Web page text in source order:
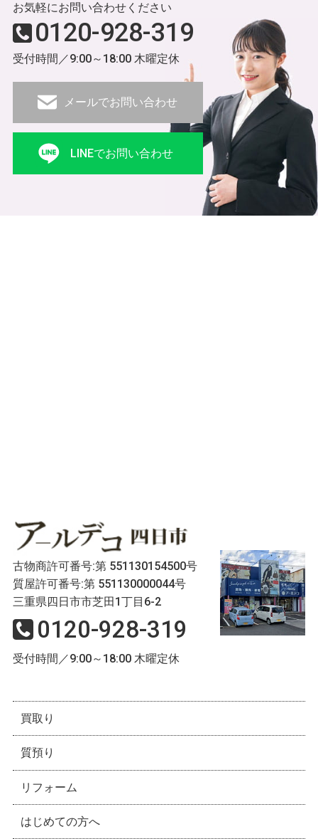
お気軽にお問い合わせください
0120-928-319
受付時間／9:00～18:00 木曜定休
メールでお問い合わせ
LINEでお問い合わせ
古物商許可番号:第 551130154500号
質屋許可番号:第 551130000044号
三重県四日市市芝田1丁目6-2
0120-928-319
受付時間／9:00～18:00 木曜定休
買取り
質預り
リフォーム
はじめての方へ